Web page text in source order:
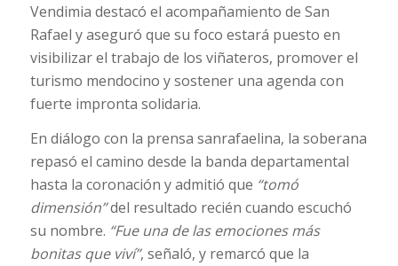
Vendimia destacó el acompañamiento de San
Rafael y aseguró que su foco estará puesto en
visibilizar el trabajo de los viñateros, promover el
turismo mendocino y sostener una agenda con
fuerte impronta solidaria.
En diálogo con la prensa sanrafaelina, la soberana
repasó el camino desde la banda departamental
hasta la coronación y admitió que “tomó
dimensión”del resultado recién cuando escuchó
su nombre. “Fue una de las emociones más
bonitas que viví”, señaló, y remarcó que la